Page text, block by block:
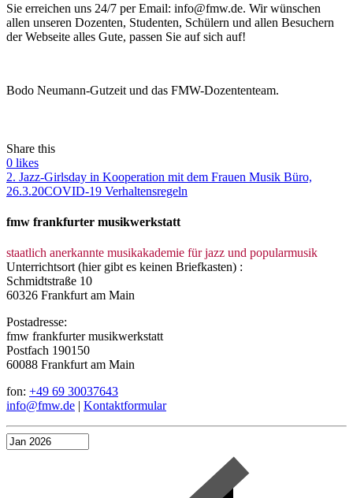
Sie erreichen uns 24/7 per Email: info@fmw.de. Wir wünschen
allen unseren Dozenten, Studenten, Schülern und allen Besuchern
der Webseite alles Gute, passen Sie auf sich auf!
Bodo Neumann-Gutzeit und das FMW-Dozententeam.
Share this
0 likes
2. Jazz-Girlsday in Kooperation mit dem Frauen Musik Büro,
26.3.20COVID-19 Verhaltensregeln
fmw frankfurter musikwerkstatt
staatlich anerkannte musikakademie für jazz und popularmusik
Unterrichtsort (hier gibt es keinen Briefkasten) :
Schmidtstraße 10
60326 Frankfurt am Main
Postadresse:
fmw frankfurter musikwerkstatt
Postfach 190150
60088 Frankfurt am Main
fon: +49 69 30037643
info@fmw.de | Kontaktformular